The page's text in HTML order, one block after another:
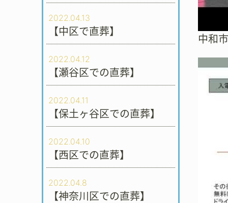
2022.04.13
【中区で直葬】
2022.04.12
【瀬谷区での直葬】
2022.04.11
【保土ヶ谷区での直葬】
2022.04.10
【西区での直葬】
2022.04.8
【神奈川区での直葬】
中和